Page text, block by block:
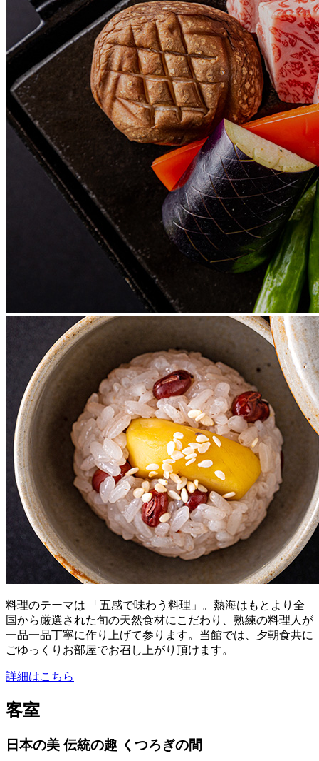
料理のテーマは 「五感で味わう料理」。熱海はもとより全
国から厳選された旬の天然食材にこだわり、熟練の料理人が
一品一品丁寧に作り上げて参ります。当館では、夕朝食共に
ごゆっくりお部屋でお召し上がり頂けます。
詳細はこちら
客室
日本の美 伝統の趣 くつろぎの間